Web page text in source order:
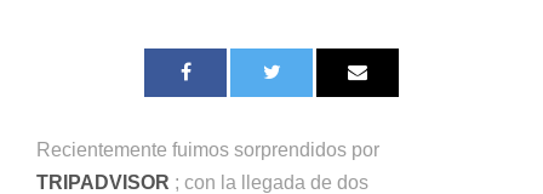
Recientemente fuimos sorprendidos por
TRIPADVISOR ; con la llegada de dos